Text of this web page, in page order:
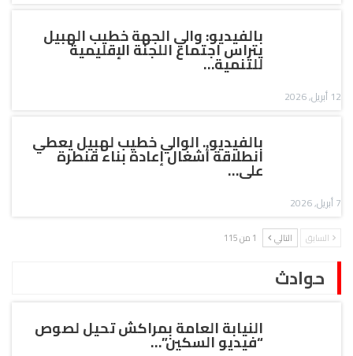
بالفيديو: والي الجهة خطيب الهبيل
يتراس اجتماع اللجنة الإقليمية
للتنمية…
12 أبريل, 2026
بالفيديو.. الوالي خطيب لهبيل يعطي
انطلاقة أشغال إعادة بناء قنطرة
على…
7 أبريل, 2026
السابق التالي 1 من 115
حوادث
النيابة العامة بمراكش تحيل لصوص
“فيديو السكين”…